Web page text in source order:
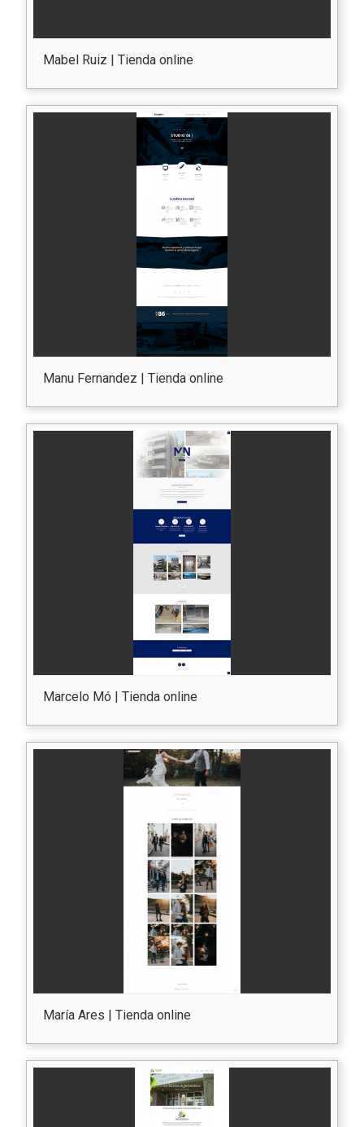
Mabel Ruiz | Tienda online
Manu Fernandez | Tienda online
Marcelo Mó | Tienda online
María Ares | Tienda online